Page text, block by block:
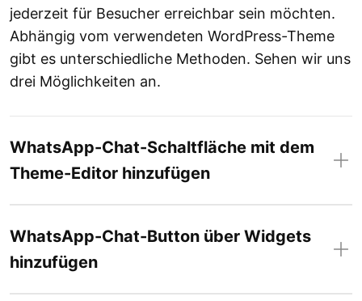
jederzeit für Besucher erreichbar sein möchten.
Abhängig vom verwendeten WordPress-Theme
gibt es unterschiedliche Methoden. Sehen wir uns
drei Möglichkeiten an.
WhatsApp-Chat-Schaltfläche mit dem
Theme-Editor hinzufügen
WhatsApp-Chat-Button über Widgets
hinzufügen